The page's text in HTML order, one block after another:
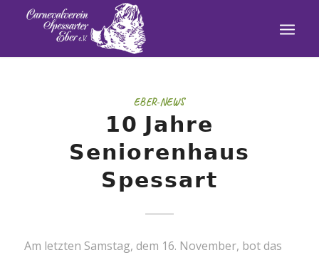
EBER-NEWS
𝟭𝟬 𝗝𝗮𝗵𝗿𝗲
𝗦𝗲𝗻𝗶𝗼𝗿𝗲𝗻𝗵𝗮𝘂𝘀
𝗦𝗽𝗲𝘀𝘀𝗮𝗿𝘁
Am letzten Samstag, dem 16. November, bot das